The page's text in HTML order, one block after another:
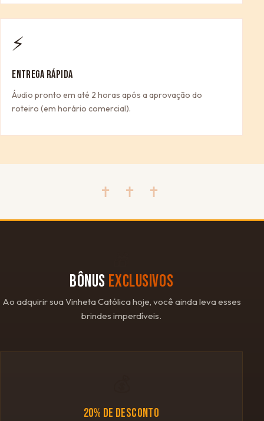
⚡
ENTREGA RÁPIDA
Áudio pronto em até 2 horas após a aprovação do
roteiro (em horário comercial).
✝ ✝ ✝
BÔNUS EXCLUSIVOS
Ao adquirir sua Vinheta Católica hoje, você ainda leva esses
brindes imperdíveis.
20% DE DESCONTO